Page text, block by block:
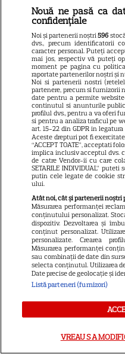
21
SERIALE AMERICANE
Sandra Oh
plecat din
Discuția cu
care a schimbat
Cristina Yang
Nouă ne pasă ca
confidențiale
Noi și partenerii noștri596
dvs., precum identificatorii
caracter personal. Puteți
mai jos, respectiv vă puteți
moment pe pagina cu
raportate partenerilor noștri și
Noi si partenerii nostri
partenere, precum si furnizorii
date pentru a permite
continutul si anunturile
profilul dvs., pentru a va oferi
si pentru a analiza traficul pe
art. 15-22 din GDPR in
Aceste drepturi pot fi
“ACCEPT TOATE”, acceptati
implica inclusiv acceptul dvs.
de catre Vendor-ii cu care
SETARILE INDIVIDUAL”
putin cele legate de cookie
ului.
Atât noi, cât și partenerii noștri
Măsurarea performanței
conținutului personalizat.
dispozitiv. Dezvoltarea și
conținut personalizat.
personalizate. Crearea
Măsurarea performanței
sau combinații de date din
selecta conținutul. Utilizarea
Date precise de geolocație și
Listă parteneri (furnizori)
VREAU SA